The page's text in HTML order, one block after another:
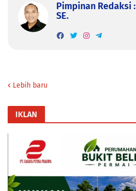
Pimpinan Redaksi
SE.
Lebih baru
IKLAN